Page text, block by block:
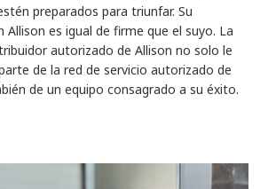
preparados para triunfar. Su
es igual de firme que el suyo. La
autorizado de Allison no solo le
de la red de servicio autorizado de
de un equipo consagrado a su éxito.